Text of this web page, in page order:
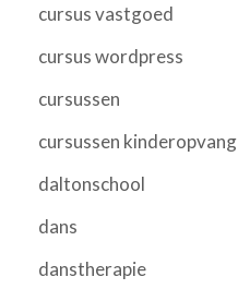
cursus vastgoed
cursus wordpress
cursussen
cursussen kinderopvang
daltonschool
dans
danstherapie